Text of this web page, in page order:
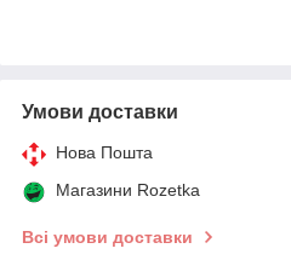
Умови доставки
Нова Пошта
Магазини Rozetka
Всі умови доставки